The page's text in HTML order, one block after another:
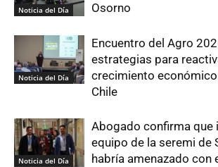
Noticia del Día
Osorno
Noticia del Día
Encuentro del Agro
estrategias para
crecimiento
Chile
Noticia del Día
Abogado confirma que
equipo de la seremi de
habría amenazado con